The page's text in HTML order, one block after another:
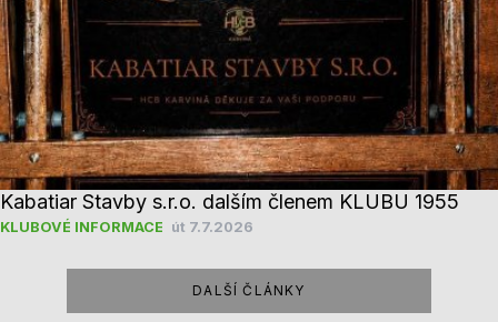
Kabatiar Stavby s.r.o. dalším členem KLUBU 1955
KLUBOVÉ INFORMACE út 7.7.2026
DALŠÍ ČLÁNKY